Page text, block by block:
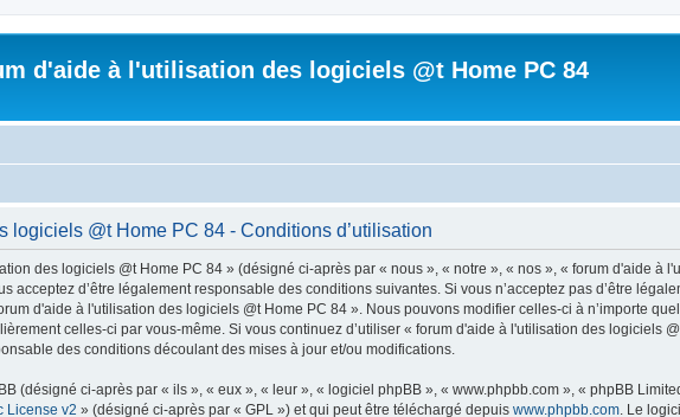
d'aide à l'utilisation des logiciels @t Home PC 84
logiciels @t Home PC 84 - Conditions d’utilisation
des logiciels @t Home PC 84 » (désigné ci-après par « nous », « notre », « nos », « forum d'aide à
acceptez d’être légalement responsable des conditions suivantes. Si vous n’acceptez pas d’être
d'aide à l'utilisation des logiciels @t Home PC 84 ». Nous pouvons modifier celles-ci à n’importe
celles-ci par vous-même. Si vous continuez d’utiliser « forum d'aide à l'utilisation des logiciels
des conditions découlant des mises à jour et/ou modifications.
(désigné ci-après par « ils », « eux », « leur », « logiciel phpBB », « www.phpbb.com », « phpBB
License v2 » (désigné ci-après par « GPL ») et qui peut être téléchargé depuis www.phpbb.com. Le